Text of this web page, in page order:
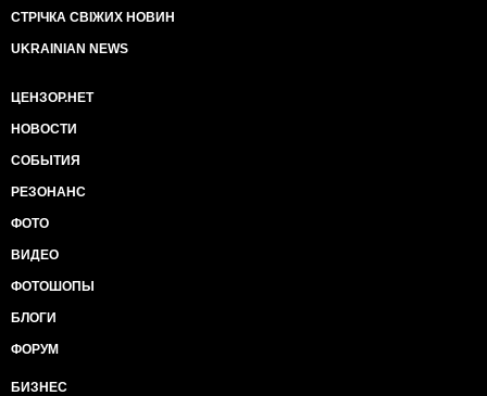
СТРІЧКА СВІЖИХ НОВИН
UKRAINIAN NEWS
ЦЕНЗОР.НЕТ
НОВОСТИ
СОБЫТИЯ
РЕЗОНАНС
ФОТО
ВИДЕО
ФОТОШОПЫ
БЛОГИ
ФОРУМ
БИЗНЕС